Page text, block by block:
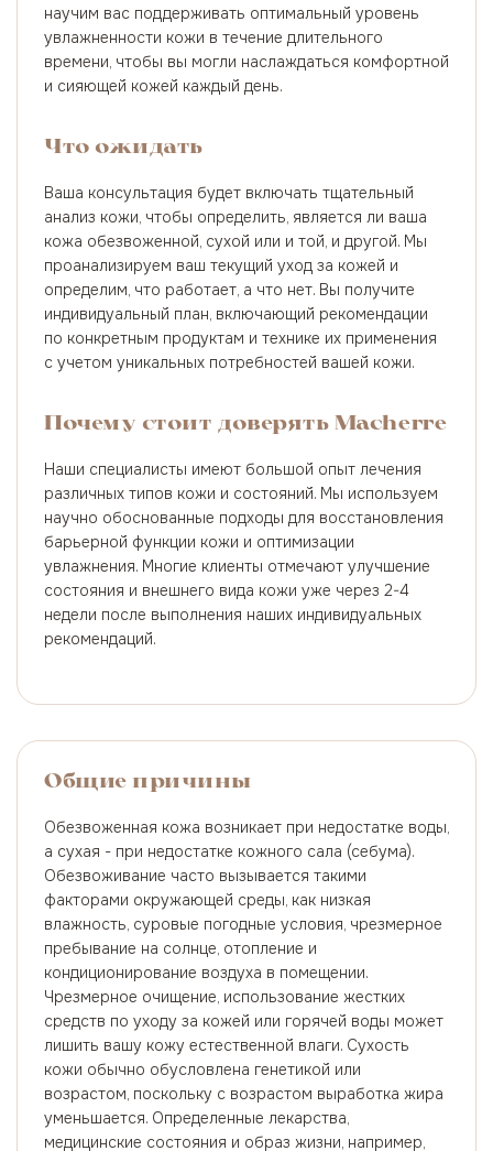
научим вас поддерживать оптимальный уровень
увлажненности кожи в течение длительного
времени, чтобы вы могли наслаждаться комфортной
и сияющей кожей каждый день.
Что ожидать
Ваша консультация будет включать тщательный
анализ кожи, чтобы определить, является ли ваша
кожа обезвоженной, сухой или и той, и другой. Мы
проанализируем ваш текущий уход за кожей и
определим, что работает, а что нет. Вы получите
индивидуальный план, включающий рекомендации
по конкретным продуктам и технике их применения
с учетом уникальных потребностей вашей кожи.
Почему стоит доверять Macherre
Наши специалисты имеют большой опыт лечения
различных типов кожи и состояний. Мы используем
научно обоснованные подходы для восстановления
барьерной функции кожи и оптимизации
увлажнения. Многие клиенты отмечают улучшение
состояния и внешнего вида кожи уже через 2-4
недели после выполнения наших индивидуальных
рекомендаций.
Общие причины
Обезвоженная кожа возникает при недостатке воды,
а сухая - при недостатке кожного сала (себума).
Обезвоживание часто вызывается такими
факторами окружающей среды, как низкая
влажность, суровые погодные условия, чрезмерное
пребывание на солнце, отопление и
кондиционирование воздуха в помещении.
Чрезмерное очищение, использование жестких
средств по уходу за кожей или горячей воды может
лишить вашу кожу естественной влаги. Сухость
кожи обычно обусловлена генетикой или
возрастом, поскольку с возрастом выработка жира
уменьшается. Определенные лекарства,
медицинские состояния и образ жизни, например,